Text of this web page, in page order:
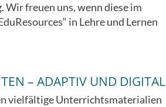
Wir freuen uns, wenn diese im
in Lehre und Lernen
– ADAPTIV UND DIGITAL
vielfältige Unterrichtsmaterialien